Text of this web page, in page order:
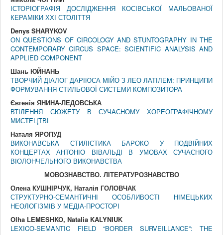
ІСТОРІОГРАФІЯ ДОСЛІДЖЕННЯ КОСІВСЬКОЇ МАЛЬОВАНОЇ
КЕРАМІКИ ХХІ СТОЛІТТЯ
Denys SHARYKOV
ON QUESTIONS OF CIRCOLOGY AND STUNTOGRAPHY IN THE
CONTEMPORARY CIRCUS SPACE: SCIENTIFIC ANALYSIS AND
APPLIED COMPONENT
Шань ЮЙНАНЬ
ТВОРЧИЙ ДІАЛОГ ДАРІЮСА МІЙО З ЛЕО ЛАТІЛЕМ: ПРИНЦИПИ
ФОРМУВАННЯ СТИЛЬОВОЇ СИСТЕМИ КОМПОЗИТОРА
Євгенія ЯНИНА-ЛЕДОВСЬКА
ВТІЛЕННЯ СЮЖЕТУ В СУЧАСНОМУ ХОРЕОГРАФІЧНОМУ
МИСТЕЦТВІ
Наталя ЯРОПУД
ВИКОНАВСЬКА СТИЛІСТИКА БАРОКО У ПОДВІЙНИХ
КОНЦЕРТАХ АНТОНІО ВІВАЛЬДІ В УМОВАХ СУЧАСНОГО
ВІОЛОНЧЕЛЬНОГО ВИКОНАВСТВА
МОВОЗНАВСТВО. ЛIТЕРАТУРОЗНАВСТВО
Олена КУШНІРЧУК, Наталія ГОЛОВЧАК
СТРУКТУРНО-СЕМАНТИЧНІ ОСОБЛИВОСТІ НІМЕЦЬКИХ
НЕОЛОГІЗМІВ У МЕДІА-ПРОСТОРІ
Olha LEMESHKO, Natalia KALYNIUK
LEXICO-SEMANTIC FIELD “BORDER SURVEILLANCE”: THE